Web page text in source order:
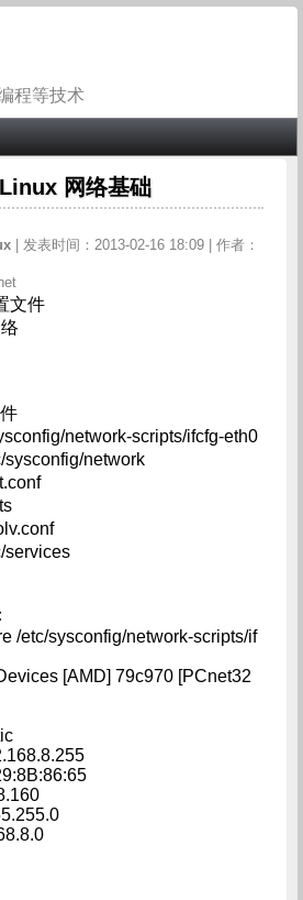
程等技术
网络基础
| 发表时间：2013-02-16 18:09 | 作者：
文件
network-scripts/ifcfg-eth0
sysconfig/network
services
/etc/sysconfig/network-scripts/if
[AMD] 79c970 [PCnet32